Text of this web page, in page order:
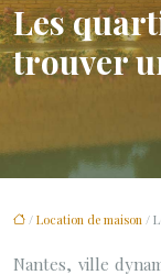
Les
trouver
/ Location de maison /
Nantes, ville